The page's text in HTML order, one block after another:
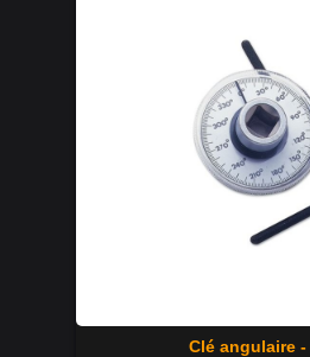
Clé angulaire -